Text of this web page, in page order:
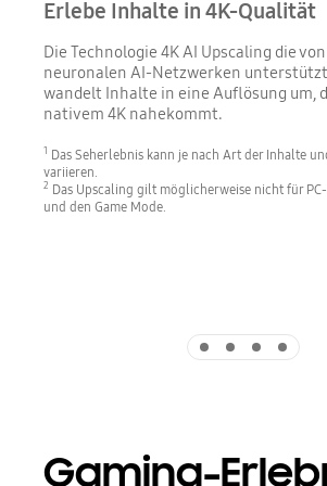
Erlebe Inhalte in 4K-Qualität
Die Technologie 4K AI Upscaling die
neuronalen AI-Netzwerken
wandelt Inhalte in eine Auflösung um,
nativem 4K nahekommt.
1 Das Seherlebnis kann je nach Art der Inhalte
variieren.
2 Das Upscaling gilt möglicherweise nicht für
und den Game Mode.
Gaming-